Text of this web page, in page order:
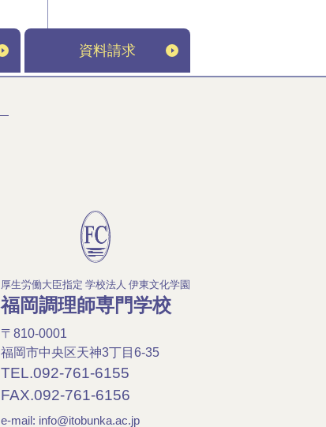
資料請求
厚生労働大臣指定 学校法人 伊東文化学園
福岡調理師専門学校
〒810-0001
福岡市中央区天神3丁目6-35
TEL.092-761-6155
FAX.092-761-6156
e-mail: info@itobunka.ac.jp